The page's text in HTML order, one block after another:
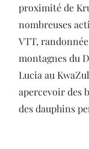
proximité de
nombreuses
VTT,
montagnes du
Lucia au
apercevoir des
des dauphins